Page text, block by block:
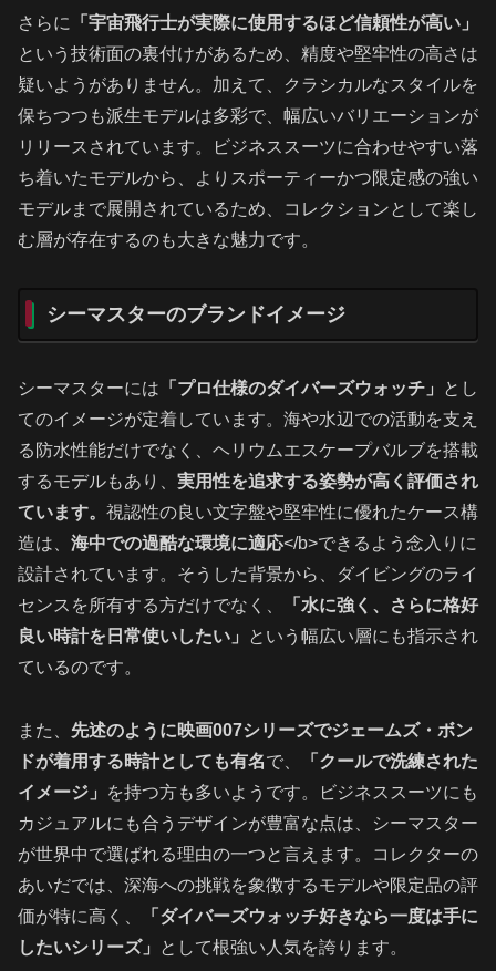
さらに 「宇宙飛行士が実際に使用するほど信頼性が高い」
という技術面の裏付けがあるため、精度や堅牢性の高さは
疑いようがありません。加えて、クラシカルなスタイルを
保ちつつも派生モデルは多彩で、幅広いバリエーションが
リリースされています。ビジネススーツに合わせやすい落
ち着いたモデルから、よりスポーティーかつ限定感の強い
モデルまで展開されているため、コレクションとして楽し
む層が存在するのも大きな魅力です。
シーマスターのブランドイメージ
シーマスターには 「プロ仕様のダイバーズウォッチ」
とし
てのイメージが定着しています。海や水辺での活動を支え
る防水性能だけでなく、ヘリウムエスケープバルブを搭載
するモデルもあり、 実用性を追求する姿勢が高く評価され
ています。 視認性の良い文字盤や堅牢性に優れたケース構
造は、 海中での過酷な環境に適応</b>できるよう念入りに
設計されています。そうした背景から、ダイビングのライ
センスを所有する方だけでなく、
「水に強く、さらに格好
良い時計を日常使いしたい」
という幅広い層にも指示され
ているのです。
また、 先述のように映画007シリーズでジェームズ・ボン
ドが着用する時計としても有名で、
「クールで洗練された
イメージ」
を持つ方も多いようです。ビジネススーツにも
カジュアルにも合うデザインが豊富な点は、シーマスター
が世界中で選ばれる理由の一つと言えます。コレクターの
あいだでは、深海への挑戦を象徴するモデルや限定品の評
価が特に高く、
「ダイバーズウォッチ好きなら一度は手に
したいシリーズ」
として根強い人気を誇ります。